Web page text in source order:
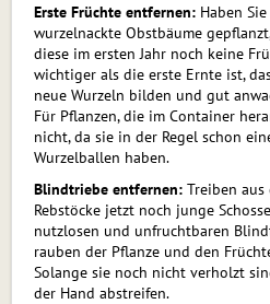
Erste Früchte entfernen: Haben
wurzelnackte Obstbäume
diese im ersten Jahr noch keine
wichtiger als die erste Ernte ist,
neue Wurzeln bilden und gut
Für Pflanzen, die im Container
nicht, da sie in der Regel schon
Wurzelballen haben.
Blindtriebe entfernen: Treiben aus
Rebstöcke jetzt noch junge
nutzlosen und unfruchtbaren
rauben der Pflanze und den
Solange sie noch nicht verholzt
der Hand abstreifen.